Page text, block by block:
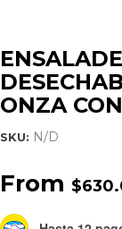
ONZA
SKU: N/D
From $